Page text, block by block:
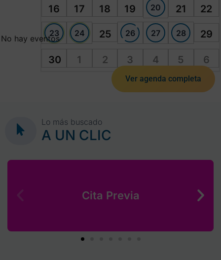
16 17 18 19 20 21 22
23 24 25 26 27 28 29
30 1 2 3 4 5 6
No hay eventos
Ver agenda completa
Lo más buscado
A UN CLIC
Cita Previa